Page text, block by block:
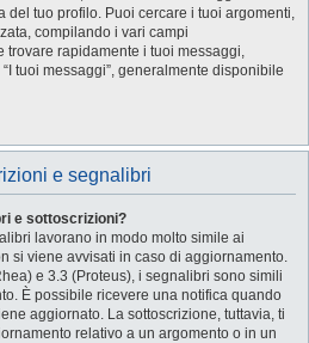
del tuo profilo. Puoi cercare i tuoi argomenti,
compilando i vari campi
trovare rapidamente i tuoi messaggi,
tuoi messaggi”, generalmente disponibile
e segnalibri
e sottoscrizioni?
lavorano in modo molto simile ai
si viene avvisati in caso di aggiornamento.
e 3.3 (Proteus), i segnalibri sono simili
È possibile ricevere una notifica quando
aggiornato. La sottoscrizione, tuttavia, ti
relativo a un argomento o in un